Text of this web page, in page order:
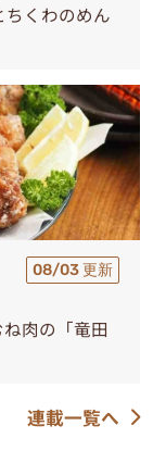
くわのめん
08/03 更新
肉の「竜田
連載一覧へ